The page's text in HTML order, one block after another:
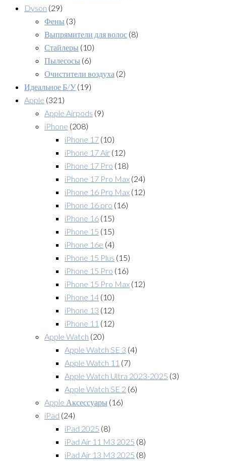
Dyson (29)
Фены (3)
Выпрямители для волос (8)
Стайлеры (10)
Пылесосы (6)
Очистители воздуха (2)
Идеальное Б/У (19)
Apple (321)
Apple Airpods (9)
iPhone (208)
iPhone 17 (10)
iPhone 17 Air (12)
iPhone 17 Pro (18)
iPhone 17 Pro Max (24)
iPhone 16 Pro Max (12)
iPhone 16 pro (16)
iPhone 16 (15)
iPhone 15 (15)
iPhone 16e (4)
iPhone 15 Plus (15)
iPhone 15 Pro (16)
iPhone 15 Pro Max (12)
iPhone 14 (10)
iPhone 13 (12)
iPhone 11 (12)
Apple Watch (20)
Apple Watch SE 3 (4)
Apple Watch 11 (7)
Apple Watch Ultra 2023-2025 (3)
Apple Watch SE 2 (6)
Apple Аксессуары (16)
iPad (24)
iPad 2025 (8)
iPad Air 11 M3 2025 (8)
iPad Air 13 M3 2025 (8)